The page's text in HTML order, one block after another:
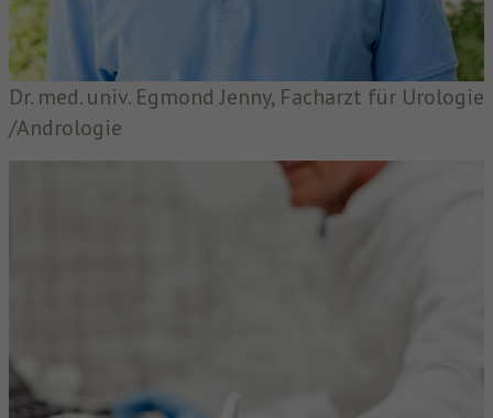
Dr. med. univ. Egmond Jenny, Facharzt für Urologie
/Andrologie